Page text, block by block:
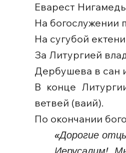
Еварест
На богослужении
На сугубой
За Литургией
Дербушева в сан
В конце
ветвей (ваий).
По окончании
«Дорогие